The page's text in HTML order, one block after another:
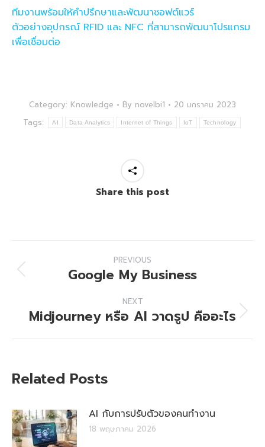
ทีมงานพร้อมให้คำปรึกษาและพัฒนาซอฟต์แวร์
ตัวอย่างอุปกรณ์ RFID และ NFC ที่สามารถพัฒนาโปรแกรม
เพื่อเชื่อมต่อ
Category: Knowledge By novelbi1
20 มกราคม 2023
Tags:
AI Data Analytics Internet of Things IoT Technology
Share this post
navigation
PREVIOUS
Previous
Google My Business
NEXT
Next
Midjourney หรือ AI วาดรูป คืออะไร
Related Posts
AI กับการปรับตัวของคนทำงาน
18 พฤษภาคม 2026